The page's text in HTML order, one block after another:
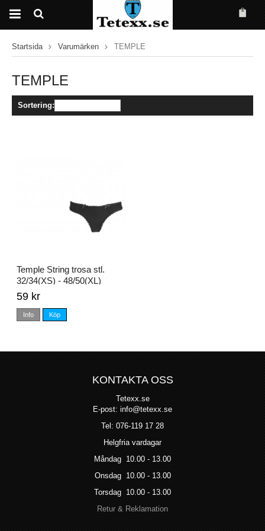
Startsida Varumärken TEMPLE
TEMPLE
Sortering:
Temple String trosa stl.
32/34(XS) - 48/50(XL)
59 kr
Info Köp
KONTAKTA OSS
Tetexx.se
E-post: info@tetexx.se
Tel: 076-119 17 28
Helgfria vardagar
Måndag 10.00 - 13.00
Onsdag 10.00 - 13.00
Torsdag 10.00 - 13.00
Retur & Reklamation